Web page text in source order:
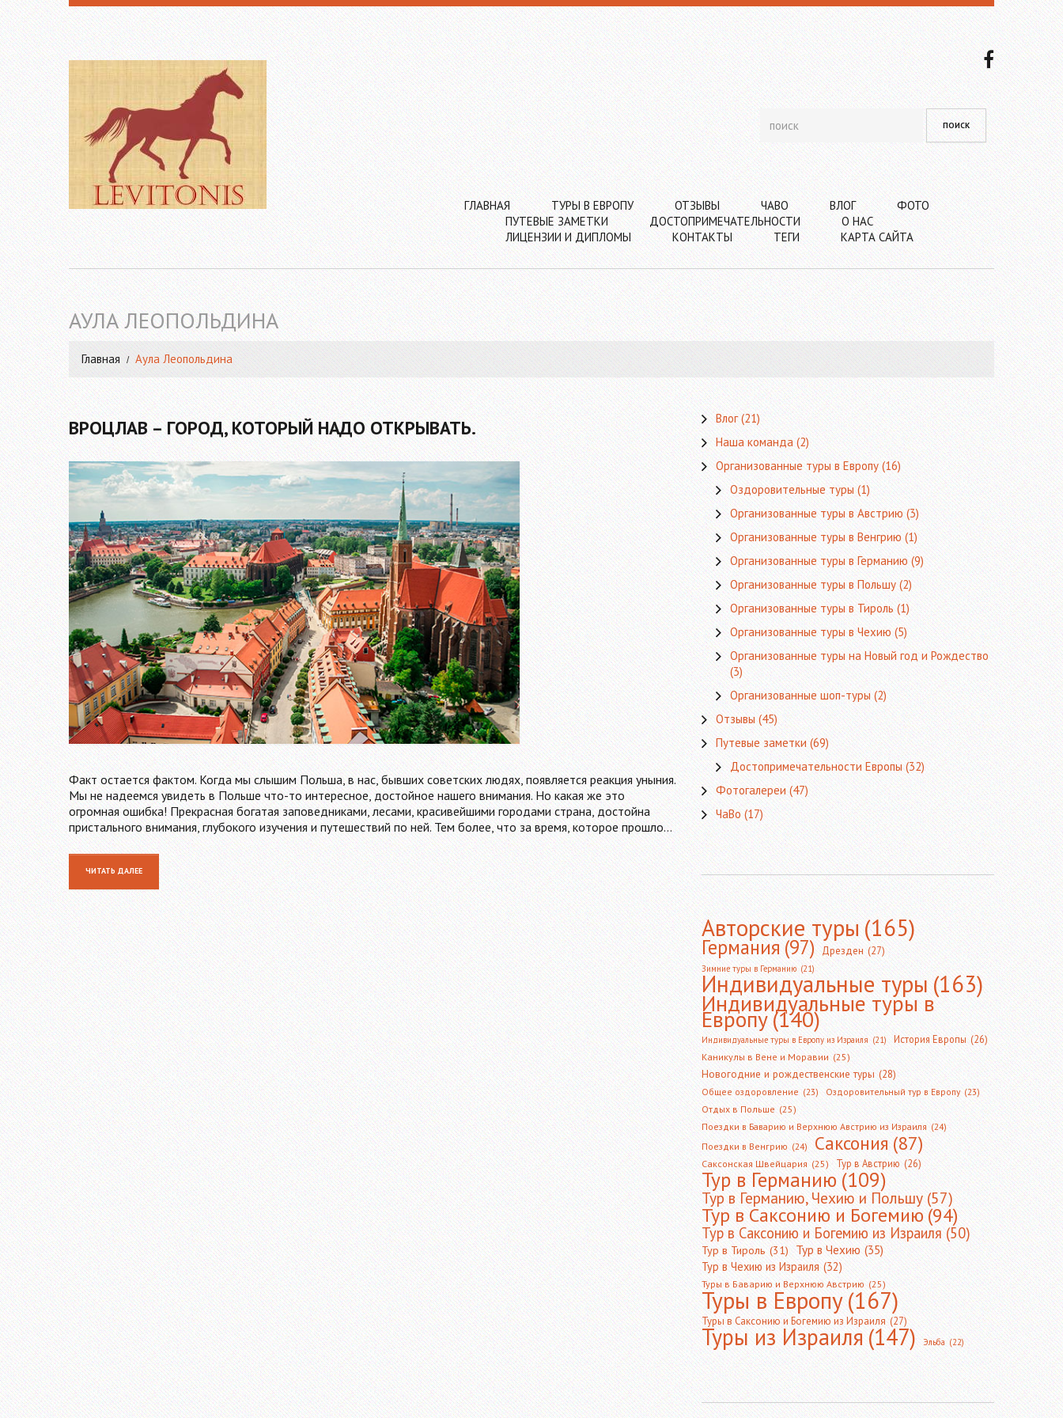
ГЛАВНАЯ ТУРЫ В ЕВРОПУ ОТЗЫВЫ ЧАВО ВЛОГ
ФОТО
ПУТЕВЫЕ ЗАМЕТКИ
ДОСТОПРИМЕЧАТЕЛЬНОСТИ
О НАС
ЛИЦЕНЗИИ И ДИПЛОМЫ
КОНТАКТЫ ТЕГИ КАРТА САЙТА
АУЛА ЛЕОПОЛЬДИНА
Главная Аула Леопольдина
ВРОЦЛАВ – ГОРОД, КОТОРЫЙ НАДО ОТКРЫВАТЬ.
Факт остается фактом. Когда мы слышим Польша, в нас, бывших советских людях, появляется реакция уныния.
Мы не надеемся увидеть в Польше что-то интересное, достойное нашего внимания. Но какая же это
огромная ошибка! Прекрасная богатая заповедниками, лесами, красивейшими городами страна, достойна
пристального внимания, глубокого изучения и путешествий по ней. Тем более, что за время, которое прошло…
ЧИТАТЬ ДАЛЕЕ
Влог(21)
Наша команда(2)
Организованные туры в Европу(16)
Оздоровительные туры(1)
Организованные туры в Австрию(3)
Организованные туры в Венгрию(1)
Организованные туры в Германию(9)
Организованные туры в Польшу(2)
Организованные туры в Тироль(1)
Организованные туры в Чехию(5)
Организованные туры на Новый год и Рождество
(3)
Организованные шоп-туры(2)
Отзывы(45)
Путевые заметки(69)
Достопримечательности Европы(32)
Фотогалереи(47)
ЧаВо(17)
Авторские туры(165)
Германия(97) Дрезден (27)
Зимние туры в Германию (21)
Индивидуальные туры(163)
Индивидуальные туры в
Европу(140)
Индивидуальные туры в Европу из Израиля (21) История Европы (26)
Каникулы в Вене и Моравии (25)
Новогодние и рождественские туры (28)
Общее оздоровление (23) Оздоровительный тур в Европу (23)
Отдых в Польше (25)
Поездки в Баварию и Верхнюю Австрию из Израиля (24)
Поездки в Венгрию (24) Саксония (87)
Саксонская Швейцария (25) Тур в Австрию (26)
Тур в Германию(109)
Тур в Германию, Чехию и Польшу (57)
Тур в Саксонию и Богемию(94)
Тур в Саксонию и Богемию из Израиля (50)
Тур в Тироль (31) Тур в Чехию (35)
Тур в Чехию из Израиля (32)
Туры в Баварию и Верхнюю Австрию (25)
Туры в Европу(167)
Туры в Саксонию и Богемию из Израиля (27)
Туры из Израиля(147) Эльба (22)